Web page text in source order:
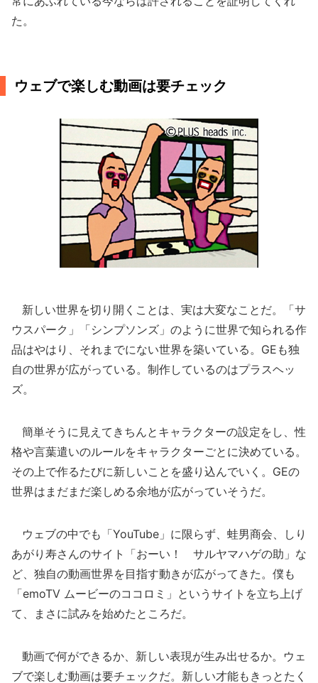
た。
ウェブで楽しむ動画は要チェック
新しい世界を切り開くことは、実は大変なことだ。「サ
ウスパーク」「シンプソンズ」のように世界で知られる作
品はやはり、それまでにない世界を築いている。GEも独
自の世界が広がっている。制作しているのはプラスヘッ
ズ。
簡単そうに見えてきちんとキャラクターの設定をし、性
格や言葉遣いのルールをキャラクターごとに決めている。
その上で作るたびに新しいことを盛り込んでいく。GEの
世界はまだまだ楽しめる余地が広がっていそうだ。
ウェブの中でも「YouTube」に限らず、蛙男商会、しり
あがり寿さんのサイト「おーい！ サルヤマハゲの助」な
ど、独自の動画世界を目指す動きが広がってきた。僕も
「emoTV ムービーのココロミ」というサイトを立ち上げ
て、まさに試みを始めたところだ。
動画で何ができるか、新しい表現が生み出せるか。ウェ
ブで楽しむ動画は要チェックだ。新しい才能もきっとたく